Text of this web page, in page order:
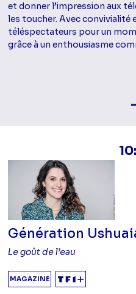
et donner l’impression aux
les toucher. Avec convivialité
téléspectateurs pour un
grâce à un enthousiasme
Génération
Le goût de l’eau
MAGAZINE